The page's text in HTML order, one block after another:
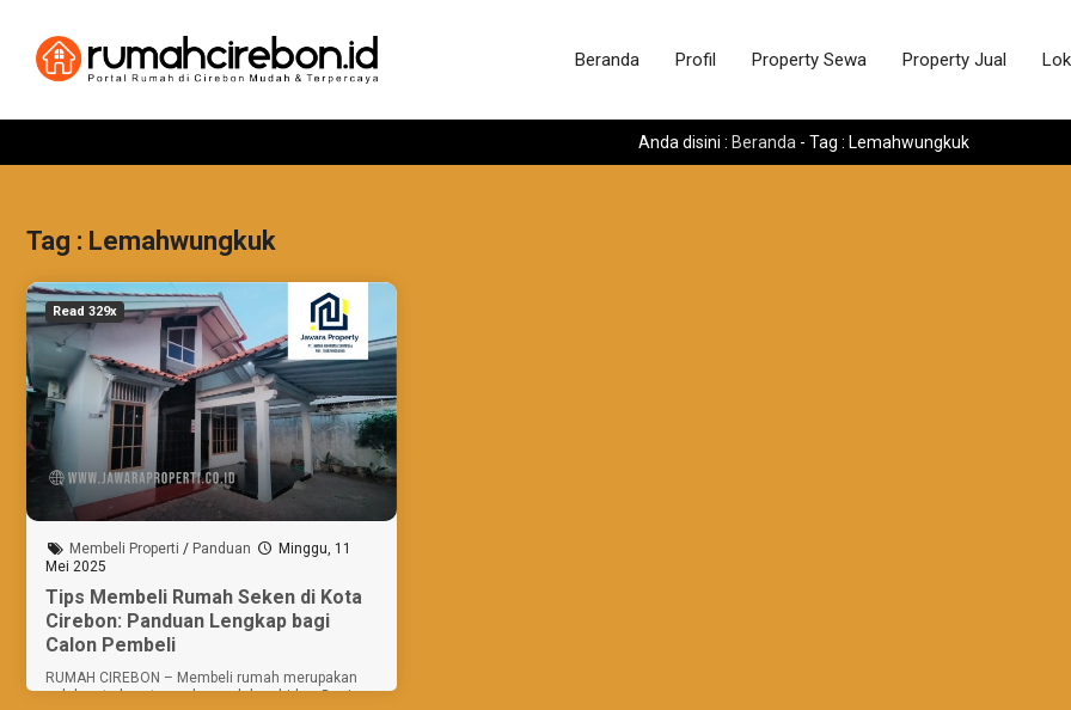
Beranda Profil Property Sewa Property Jual
Anda disini : Beranda - Tag : Lemahwungkuk
Tag : Lemahwungkuk
Read 329x
Membeli Properti / Panduan
Minggu, 11
Mei 2025
Tips Membeli Rumah Seken di Kota
Cirebon: Panduan Lengkap bagi
Calon Pembeli
RUMAH CIREBON – Membeli rumah merupakan
salah satu keputusan besar dalam hidup. Bagi